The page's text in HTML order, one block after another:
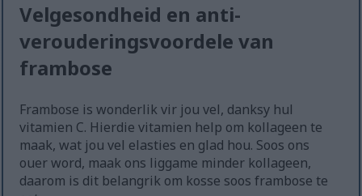
Velgesondheid en anti-
verouderingsvoordele van
frambose
Frambose is wonderlik vir jou vel, danksy hul
vitamien C. Hierdie vitamien help om kollageen te
maak, wat jou vel elasties en glad hou. Soos ons
ouer word, maak ons liggame minder kollageen,
daarom is dit belangrik om kosse soos frambose te